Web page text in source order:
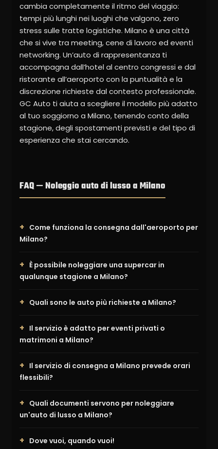
cambia completamente il ritmo del viaggio:
tempi più lunghi nei luoghi che valgono, zero
stress sulle tratte logistiche. Milano è una città
che si vive tra meeting, cene di lavoro ed eventi
networking. Un’auto di rappresentanza ti
accompagna dall’hotel al centro congressi e dal
ristorante all’aeroporto con la puntualità e la
discrezione richieste dal contesto professionale.
GC Auto ti aiuta a scegliere il modello più adatto
al tuo soggiorno a Milano, tenendo conto della
stagione, degli spostamenti previsti e del tipo di
esperienza che stai cercando.
FAQ — Noleggio auto di lusso a Milano
Come funziona la consegna dall'aeroporto per
Milano?
È possibile noleggiare una supercar in
qualunque stagione a Milano?
Quali sono le auto più richieste a Milano?
Il servizio è adatto per eventi privati o
matrimoni a Milano?
Il servizio di consegna a Milano prevede orari
flessibili?
Quali documenti servono per noleggiare
un'auto di lusso a Milano?
Dove vuoi, quando vuoi!